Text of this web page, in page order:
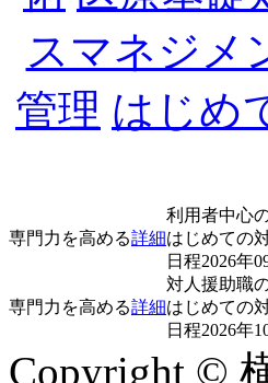
スマネジメ
管理 はじめ
専門力を高める詳細
利用者中心
はじめての
日程2026年
専門力を高める詳細
対人援助職
はじめての
日程2026年
Copyright ©